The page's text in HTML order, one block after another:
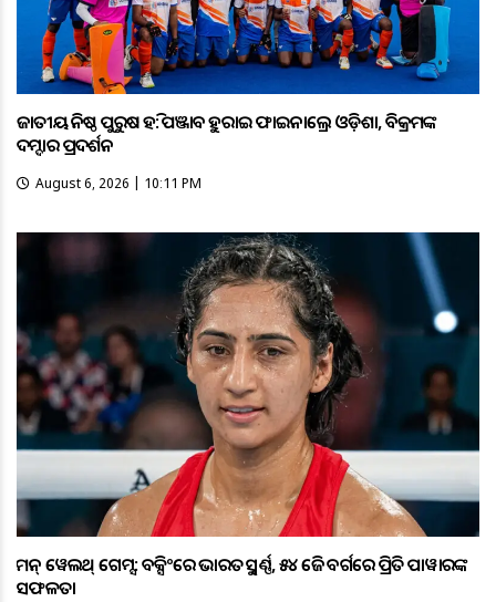
ଜାତୀୟ କନିଷ୍ଠ ପୁରୁଷ ହକି: ପଞ୍ଜାବକୁ ହରାଇ ଫାଇନାଲ୍ରେ ଓଡ଼ିଶା, ବିକ୍ରମଙ୍କ
ଦମ୍ଦାର ପ୍ରଦର୍ଶନ
August 6, 2026 | 10:11 PM
କମନ୍ ୱେଲଥ୍ ଗେମ୍ସ: ବକ୍ସିଂରେ ଭାରତକୁ ସ୍ବର୍ଣ୍ଣ, ୫୪ କେଜି ବର୍ଗରେ ପ୍ରିତି ପାୱାରଙ୍କ
ସଫଳତା